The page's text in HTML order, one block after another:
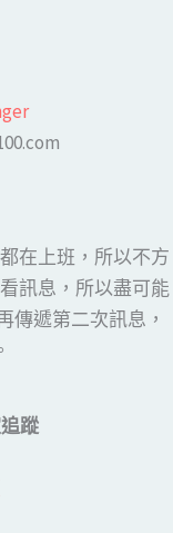
在上班，所以不方
訊息，所以盡可能
傳遞第二次訊息，
蹤